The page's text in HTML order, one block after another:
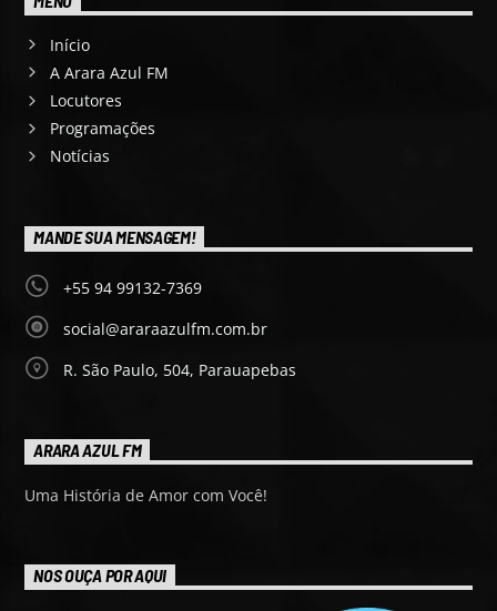
Início
A Arara Azul FM
Locutores
Programações
Notícias
MANDE SUA MENSAGEM!
+55 94 99132-7369
social@araraazulfm.com.br
R. São Paulo, 504, Parauapebas
ARARA AZUL FM
Uma História de Amor com Você!
NOS OUÇA POR AQUI